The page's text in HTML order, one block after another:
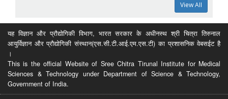
View All
यह विज्ञान और प्रौद्योगिकी विभाग, भारत सरकार के अधीनस्थ श्री चित्रा तिरुनाल
आयुर्विज्ञान और प्रौद्योगिकी संस्थान(एस.सी.टी.आई.एम.एस.टी) का प्रशासनिक वेबसईट है
।
This is the official Website of Sree Chitra Tirunal Institute for Medical
Sciences & Technology under Department of Science & Technology,
Government of India.